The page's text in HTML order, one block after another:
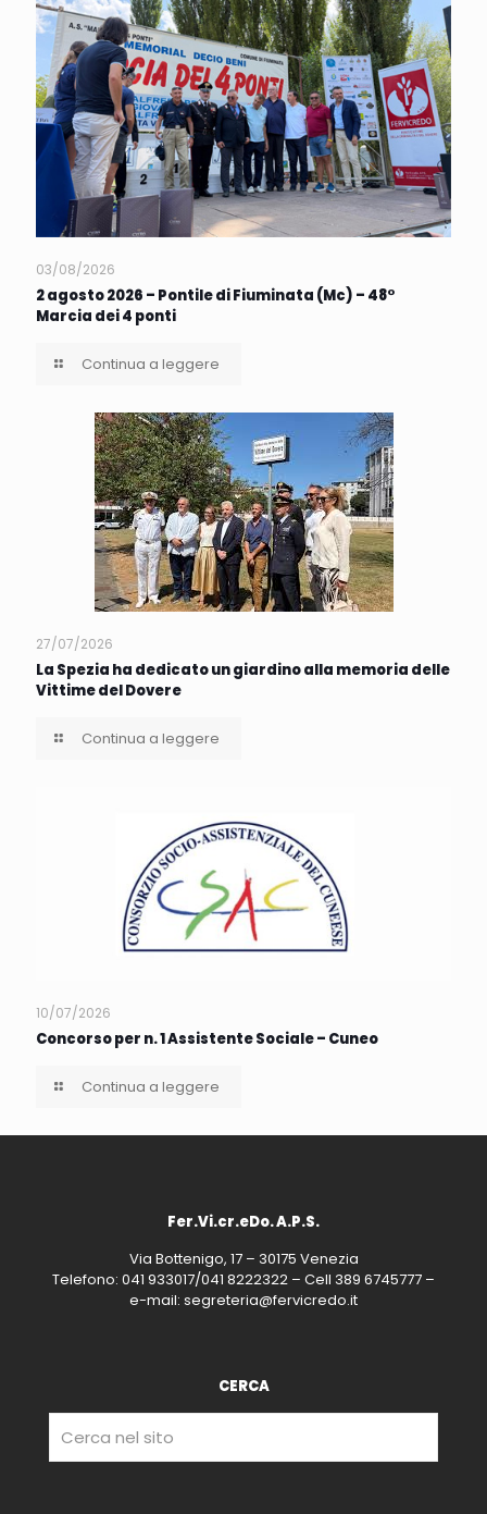
03/08/2026
2 agosto 2026 – Pontile di Fiuminata (Mc) – 48°
Marcia dei 4 ponti
Continua a leggere
27/07/2026
La Spezia ha dedicato un giardino alla memoria delle
Vittime del Dovere
Continua a leggere
10/07/2026
Concorso per n. 1 Assistente Sociale – Cuneo
Continua a leggere
Fer.Vi.cr.eDo. A.P.S.
Via Bottenigo, 17 – 30175 Venezia
Telefono: 041 933017/041 8222322 – Cell 389 6745777 –
e-mail: segreteria@fervicredo.it
CERCA